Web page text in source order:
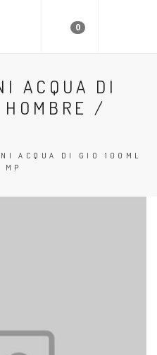
0
ACQUA DI
/
ACQUA DI GIO 100ML